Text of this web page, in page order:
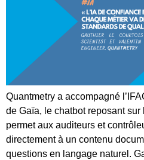
Quantmetry a accompagné
de Gaïa, le chatbot reposant
permet aux auditeurs et
directement à un contenu
questions en langage naturel.